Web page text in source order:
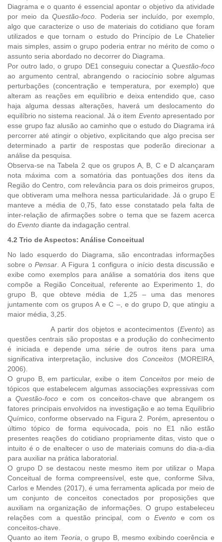
Diagrama e o quanto é essencial apontar o objetivo da atividade
por meio daQuestão-foco . Poderia ser incluído, por exemplo,
algo que caracterize o uso de materiais do cotidiano que foram
utilizados e que tornam o estudo do Princípio de Le Chatelier
mais simples, assim o grupo poderia entrar no mérito de como o
assunto seria abordado no decorrer do Diagrama.
Por outro lado, o grupo DE1 conseguiu conectar a Questão-foco
ao argumento central, abrangendo o raciocínio sobre algumas
perturbações (concentração e temperatura, por exemplo) que
alteram as reações em equilíbrio e deixa entendido que, caso
haja alguma dessas alterações, haverá um deslocamento do
equilíbrio no sistema reacional. Já o item Eventoapresentado por
esse grupo faz alusão ao caminho que o estudo do Diagrama irá
percorrer até atingir o objetivo, explicitando que algo precisa ser
determinado a partir de respostas que poderão direcionar a
análise da pesquisa.
Observa-se na Tabela 2 que os grupos A, B, C e D alcançaram
nota máxima com a somatória das pontuações dos itens da
Região do Centro, com relevância para os dois primeiros grupos,
que obtiveram uma melhora nessa particularidade. Já o grupo E
manteve a média de 0,75, fato esse constatado pela falta de
inter-relação de afirmações sobre o tema que se fazem acerca
do Evento diante da indagação central.
4.2 Trio de Aspectos: Análise Conceitual
No lado esquerdo do Diagrama, são encontradas informações
sobre oPensar . A Figura 1 configura o início desta discussão e
exibe como exemplos para análise a somatória dos itens que
compõe a Região Conceitual, referente ao Experimento 1, do
grupo B, que obteve média de 1,25 – uma das menores
juntamente com os grupos A e C –, e do grupo D, que atingiu a
maior média, 3,25.
A partir dos objetos e acontecimentos (Evento) as
questões centrais são propostas e a produção do conhecimento
é iniciada e depende uma série de outros itens para uma
significativa interpretação, inclusive dosConceitos (MOREIRA,
2006).
O grupo B, em particular, exibe o item Conceitospor meio de
tópicos que estabelecem algumas associações expressivas com
aQuestão-foco e com os conceitos-chave que abrangem os
fatores principais envolvidos na investigação e ao tema Equilíbrio
Químico, conforme observado na Figura 2. Porém, apresentou o
último tópico de forma equivocada, pois no E1 não estão
presentes reações do cotidiano propriamente ditas, visto que o
intuito é o de enaltecer o uso de materiais comuns do dia-a-dia
para auxiliar na prática laboratorial.
O grupo D se destacou neste mesmo item por utilizar o Mapa
Conceitual de forma compreensível, este que, conforme Silva,
Carlos e Mendes (2017), é uma ferramenta aplicada por meio de
um conjunto de conceitos conectados por proposições que
auxiliam na organização de informações. O grupo estabeleceu
relações com a questão principal, com oEvento e com os
conceitos-chave.
Quanto ao item Teoria , o grupo B, mesmo exibindo coerência e